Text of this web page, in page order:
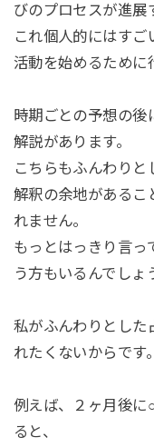
びのプロセスが進展
これ個人的にはすご
活動を始めるために
時期ごとの予想の後
解説があります。
こちらもふんわりと
解釈の余地があるこ
れません。
もっとはっきり言っ
う方もいるんでしょ
私がふんわりとした
れたくないからです。
例えば、２ヶ月後に
ると、